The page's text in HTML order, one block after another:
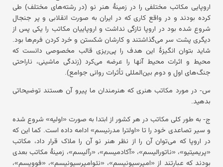
اروپایی مکاتب مختلفی را در زمینهٔ هنر نو (در رشته‌های مختلف) طی
کرده بودند و در واقع کاری که در ایران به صورت انقلابی و پر جنجال
شروع شده بود در اروپا تازگی نداشت و اروپاییان مکاتب را یکی پس از
دیگری پشت سر می‌گذاشتند و کارشان شکستن و خرد کردن فرم‌ها بود.
شاید بتوان انگیزهٔ این هدف را پی‌ریزی قالب مخصوصی دانست که
محیط و اثرات محیط آنها را عرضه می‌کرد (زندگی ماشینی، ناراحتی
جنگ‌های اول و دوم بین‌المللی تأثرات روانی جوامع).
س- در مورد مکاتب هنری که هنرمندان ما پیرو آن هستند توضیحاتی
بدهید.
ج- به طور کلی مکاتب در هر کشور از ابتدا به صورت «اولیه» شروع شده
و سیر تصاعدی خود را تا «اولترا مدرنیسم» ادامه داده است. کما این که
در اروپا که می‌توان آن را از نظر هنر نو آن را ملاک قرار داد، مکاتب
«پریمیتیو»، «ناتورالیسم»، «آکادمیسم»، «رآلیسم»، زمینهٔ مکاتب بعدی
بودند که عبارتند از «امپرسیونیسم»، «نئوامپرسیونیسم»، «فوویسم»،